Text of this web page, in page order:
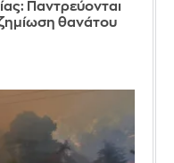
Παντρεύονται
θανάτου